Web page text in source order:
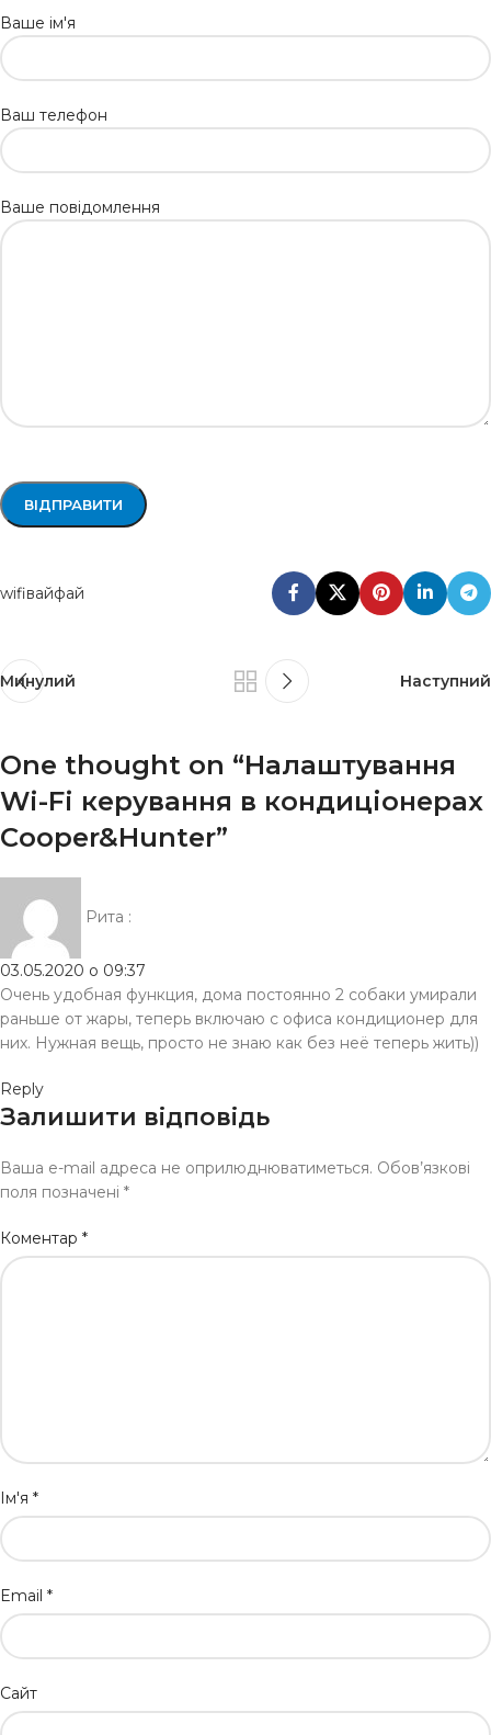
Ваше ім'я
Ваш телефон
Ваше повідомлення
wifiвайфай
Минулий Наступний
One thought on “Налаштування
Wi-Fi керування в кондиціонерах
Cooper&Hunter”
Рита :
03.05.2020 о 09:37
Очень удобная функция, дома постоянно 2 собаки умирали
раньше от жары, теперь включаю с офиса кондиционер для
них. Нужная вещь, просто не знаю как без неё теперь жить))
Reply
Залишити відповідь
Ваша e-mail адреса не оприлюднюватиметься. Обов’язкові
поля позначені *
Коментар *
Ім'я *
Email *
Сайт